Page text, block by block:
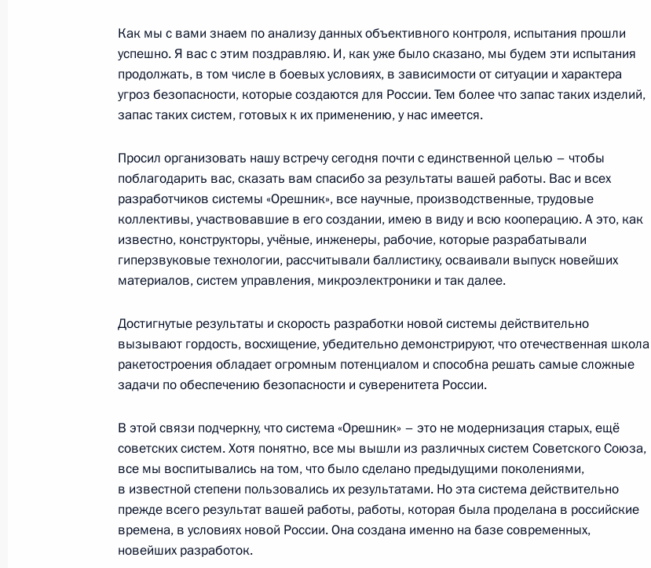
Соколовым
29 ноября 2024 года, 13:15 Москва, Кремль
Выступление на заседании Совета коллективной безопасности
ОДКБ в узком составе
28 ноября 2024 года, 12:30 Астана
27 ноября 2024 года, среда
Форум межрегионального сотрудничества России и Казахстана
27 ноября 2024 года, 19:10 Астана
Начало российско-казахстанских переговоров в расширенном
27 ноября 2024 года, 18:30 Астана
Начало российско-казахстанских переговоров в узком составе
Как мы с вами знаем по анализу данных объективного контроля, испытания прошли
успешно. Я вас с этим поздравляю. И, как уже было сказано, мы будем эти испытания
продолжать, в том числе в боевых условиях, в зависимости от ситуации и характера
угроз безопасности, которые создаются для России. Тем более что запас таких изделий,
запас таких систем, готовых к их применению, у нас имеется.
Просил организовать нашу встречу сегодня почти с единственной целью – чтобы
поблагодарить вас, сказать вам спасибо за результаты вашей работы. Вас и всех
разработчиков системы «Орешник», все научные, производственные, трудовые
коллективы, участвовавшие в его создании, имею в виду и всю кооперацию. А это, как
известно, конструкторы, учёные, инженеры, рабочие, которые разрабатывали
гиперзвуковые технологии, рассчитывали баллистику, осваивали выпуск новейших
материалов, систем управления, микроэлектроники и так далее.
Достигнутые результаты и скорость разработки новой системы действительно
вызывают гордость, восхищение, убедительно демонстрируют, что отечественная школа
ракетостроения обладает огромным потенциалом и способна решать самые сложные
задачи по обеспечению безопасности и суверенитета России.
В этой связи подчеркну, что система «Орешник» – это не модернизация старых, ещё
советских систем. Хотя понятно, все мы вышли из различных систем Советского Союза,
все мы воспитывались на том, что было сделано предыдущими поколениями,
в известной степени пользовались их результатами. Но эта система действительно
прежде всего результат вашей работы, работы, которая была проделана в российские
времена, в условиях новой России. Она создана именно на базе современных,
новейших разработок.